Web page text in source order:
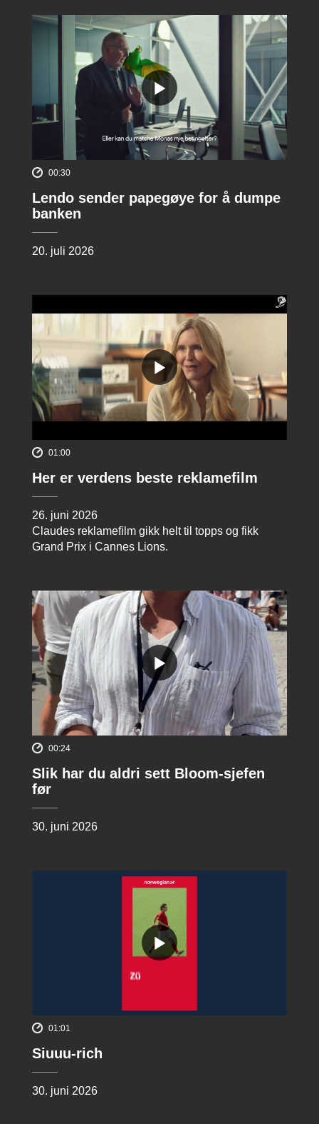
00:30
Lendo sender papegøye for å dumpe
banken
20. juli 2026
01:00
Her er verdens beste reklamefilm
26. juni 2026
Claudes reklamefilm gikk helt til topps og fikk
Grand Prix i Cannes Lions.
00:24
Slik har du aldri sett Bloom-sjefen
før
30. juni 2026
01:01
Siuuu-rich
30. juni 2026